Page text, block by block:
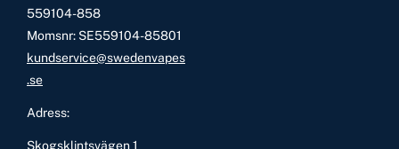
559104-858
Momsnr: SE559104-85801
kundservice@swedenvapes
.se
Adress:
Skogsklintsvägen 1